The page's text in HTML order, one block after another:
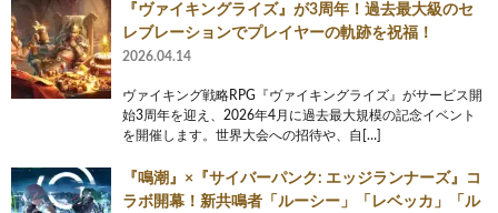
『ヴァイキングライズ』が3周年！過去最大級のセ
レブレーションでプレイヤーの軌跡を祝福！
2026.04.14
ヴァイキング戦略RPG『ヴァイキングライズ』がサービス開
始3周年を迎え、2026年4月に過去最大規模の記念イベント
を開催します。世界大会への招待や、自[…]
『鳴潮』×『サイバーパンク: エッジランナーズ』コ
ラボ開幕！新共鳴者「ルーシー」「レベッカ」「ル